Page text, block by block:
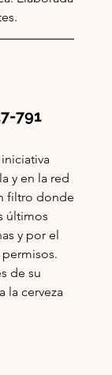
791
y en la red
filtro donde
últimos
y por el
de su
la cerveza